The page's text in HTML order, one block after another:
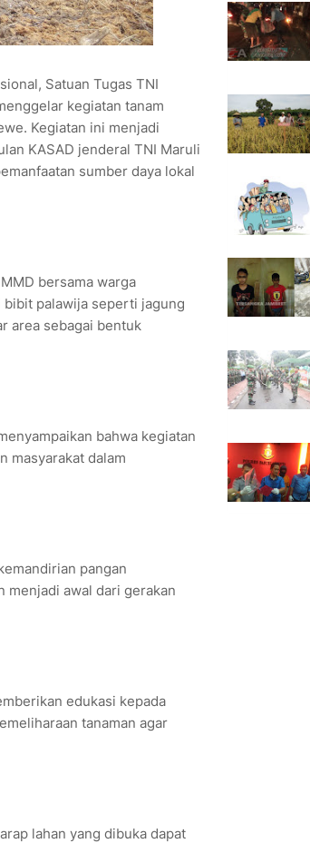
Satuan Tugas TNI
kegiatan tanam
Kegiatan ini menjadi
KASAD jenderal TNI Maruli
sumber daya lokal
bersama warga
bibit palawija seperti jagung
area sebagai bentuk
bahwa kegiatan
masyarakat dalam
pangan
menjadi awal dari gerakan
edukasi kepada
tanaman agar
lahan yang dibuka dapat